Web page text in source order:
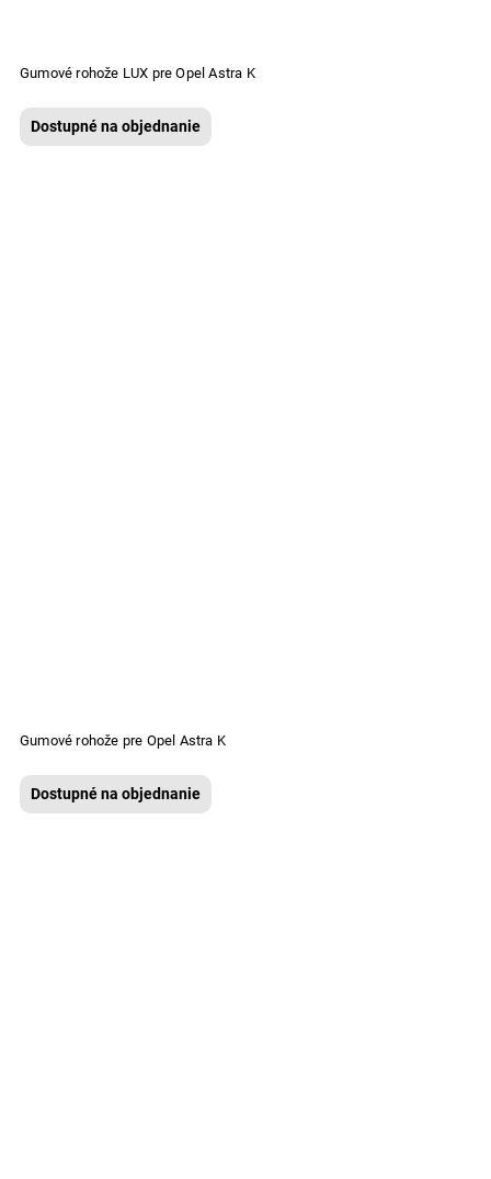
Gumové rohože LUX pre Opel Astra K
Dostupné na objednanie
Gumové rohože pre Opel Astra K
Dostupné na objednanie